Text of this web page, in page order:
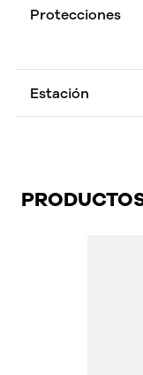
Protecciones
Estación